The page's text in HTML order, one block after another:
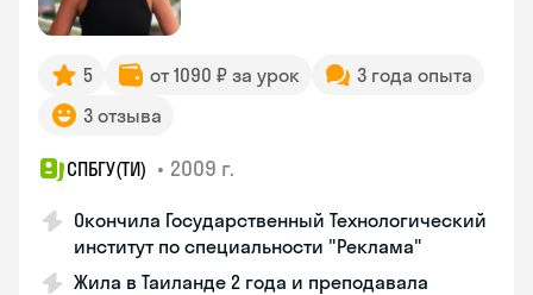
5 от 1090 ₽ за урок
3 года опыта
3 отзыва
СПБГУ(ТИ) • 2009 г.
Окончила Государственный Технологический
институт по специальности "Реклама"
Жила в Таиланде 2 года и преподавала